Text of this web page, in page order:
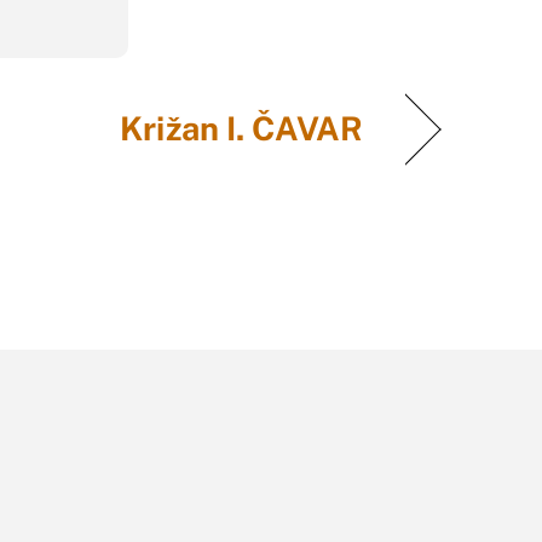
Križan I. ČAVAR